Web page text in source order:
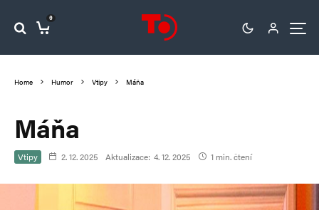
0
Home Humor Vtipy Máňa
Máňa
Vtipy 2. 12. 2025 Aktualizace: 4. 12. 2025 1 min. čtení